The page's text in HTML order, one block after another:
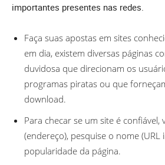
importantes presentes nas redes.
Faça suas apostas em sites
em dia, existem diversas páginas
duvidosa que direcionam os
programas piratas ou que
download.
Para checar se um site é confiável,
(endereço), pesquise o nome
popularidade da página.